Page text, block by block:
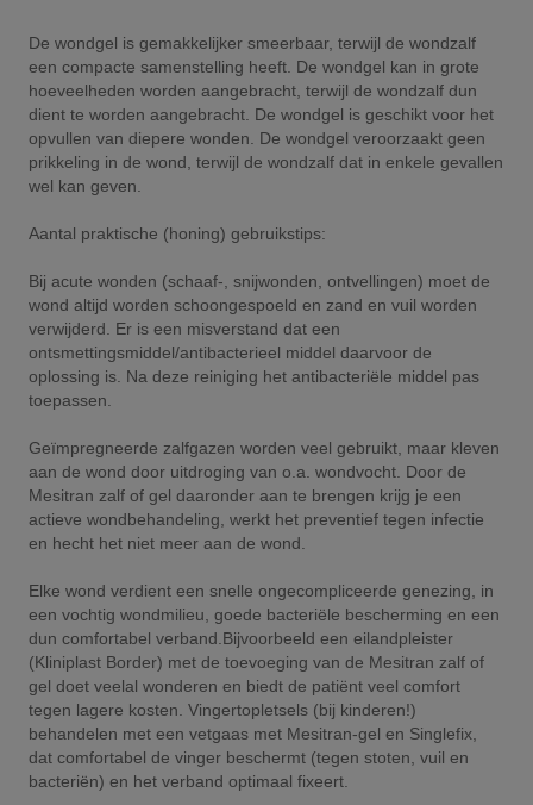
De wondgel is gemakkelijker smeerbaar, terwijl de wondzalf
een compacte samenstelling heeft. De wondgel kan in grote
hoeveelheden worden aangebracht, terwijl de wondzalf dun
dient te worden aangebracht. De wondgel is geschikt voor het
opvullen van diepere wonden. De wondgel veroorzaakt geen
prikkeling in de wond, terwijl de wondzalf dat in enkele gevallen
wel kan geven.
Aantal praktische (honing) gebruikstips:
Bij acute wonden (schaaf-, snijwonden, ontvellingen) moet de
wond altijd worden schoongespoeld en zand en vuil worden
verwijderd. Er is een misverstand dat een
ontsmettingsmiddel/antibacterieel middel daarvoor de
oplossing is. Na deze reiniging het antibacteriële middel pas
toepassen.
Geïmpregneerde zalfgazen worden veel gebruikt, maar kleven
aan de wond door uitdroging van o.a. wondvocht. Door de
Mesitran zalf of gel daaronder aan te brengen krijg je een
actieve wondbehandeling, werkt het preventief tegen infectie
en hecht het niet meer aan de wond.
Elke wond verdient een snelle ongecompliceerde genezing, in
een vochtig wondmilieu, goede bacteriële bescherming en een
dun comfortabel verband.Bijvoorbeeld een eilandpleister
(Kliniplast Border) met de toevoeging van de Mesitran zalf of
gel doet veelal wonderen en biedt de patiënt veel comfort
tegen lagere kosten. Vingertopletsels (bij kinderen!)
behandelen met een vetgaas met Mesitran-gel en Singlefix,
dat comfortabel de vinger beschermt (tegen stoten, vuil en
bacteriën) en het verband optimaal fixeert.